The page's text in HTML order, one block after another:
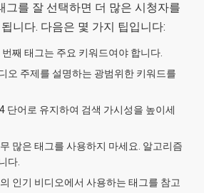
그를 잘 선택하면 더 많은 시청자를
니다. 다음은 몇 가지 팁입니다:
번째 태그는 주요 키워드여야 합니다.
오 주제를 설명하는 광범위한 키워드를
단어로 유지하여 검색 가시성을 높이세
많은 태그를 사용하지 마세요. 알고리즘
다.
인기 비디오에서 사용하는 태그를 참고